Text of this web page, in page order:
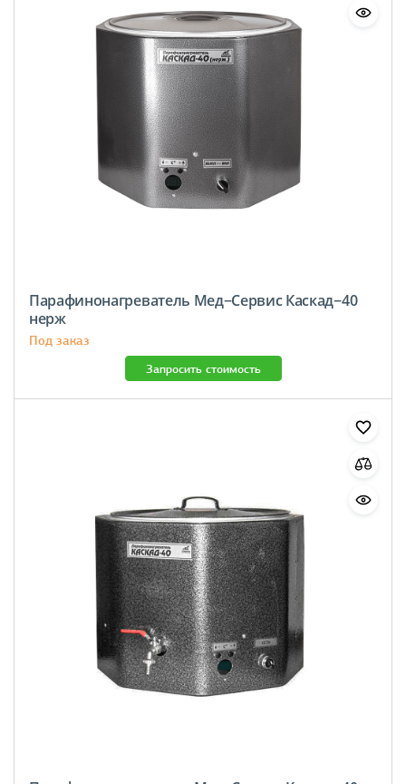
Парафинонагреватель Мед−Сервис Каскад−40
нерж
Под заказ
Запросить стоимость